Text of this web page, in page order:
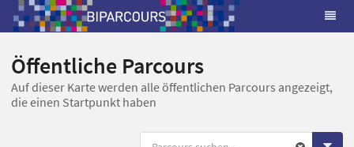
Öffentliche Parcours
Auf dieser Karte werden alle öffentlichen Parcours angezeigt,
die einen Startpunkt haben